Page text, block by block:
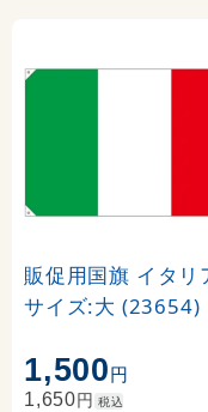
販促用国旗 イタリ
サイズ:大 (23654)
1,500円
1,650円 税込